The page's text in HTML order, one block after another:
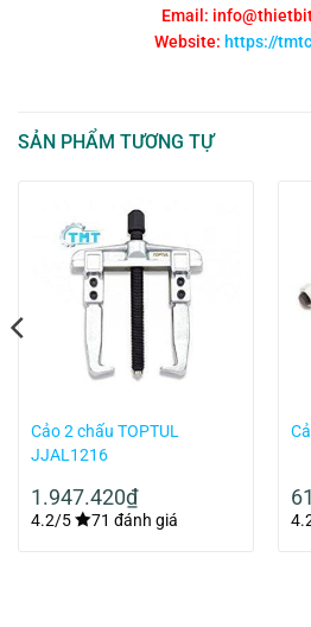
Email:
Website: https://
SẢN PHẨM TƯƠNG TỰ
Cảo 2 chấu TOPTUL
JJAL1216
1.947.420₫
4.2/5 71 đánh giá